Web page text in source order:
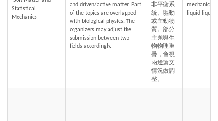
Statistical
Mechanics
and driven/active matter. Part
of the topics are overlapped
with biological physics. The
organizers may adjust the
submission between two
fields accordingly.
非平衡系
統、驅動
或主動物
質。部分
主題與生
物物理重
疊，會視
兩邊論文
情況做調
整。
mechanics,
liquid-liquid